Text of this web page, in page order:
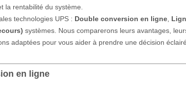
la rentabilité du système.
technologies UPS : Double conversion en ligne,
systèmes. Nous comparerons leurs avantages,
adaptées pour vous aider à prendre une décision
en ligne